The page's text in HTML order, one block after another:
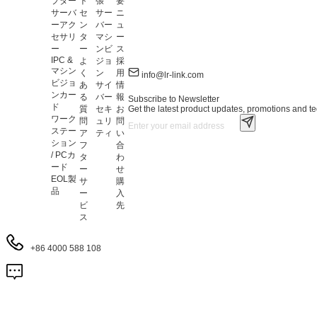
サーバ
ーアク
セサリ
ー
IPC &
マシン
ビジョ
ンカー
ド
ワーク
ステー
ション
/ PCカ
ード
EOL製
品
セ
ン
タ
ー
よ
く
あ
る
質
問
ア
フ
タ
ー
サ
ー
ビ
ス
サー
バー
マシ
ンビ
ジョ
ン
サイ
バー
セキ
ュリ
ティ
ニ
ュ
ー
ス
採
用
情
報
お
問
い
合
わ
せ
購
入
先
info@lr-link.com
Subscribe to Newsletter
Get the latest product updates, promotions and
+86 4000 588 108